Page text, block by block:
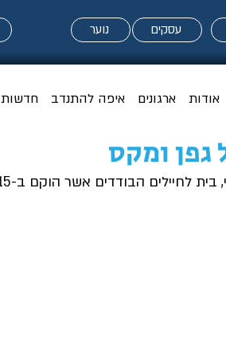
נוער עסקים
אודות ארגונים איפה להתנדב חדשות
גפן ומקס
הבודדים אשר הוקם ב-2015 ע״י מיכל ויוסי שילוני.